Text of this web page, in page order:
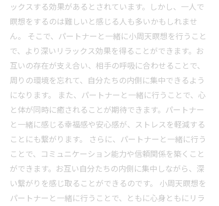
ックスする効果があるとされています。しかし、一人で
瞑想をするのは難しいと感じる人も多いかもしれませ
ん。 そこで、パートナーと一緒に小周天瞑想を行うこと
で、より深いリラックス効果を得ることができます。お
互いの存在が支え合い、相手の呼吸に合わせることで、
周りの環境を忘れて、自分たちの内側に集中できるよう
になります。 また、パートナーと一緒に行うことで、心
と体が同時に癒されることが期待できます。パートナー
と一緒に感じる幸福感や安心感が、ストレスを軽減する
ことにも繋がります。 さらに、パートナーと一緒に行う
ことで、コミュニケーション能力や信頼関係を築くこと
ができます。お互い自分たちの内側に集中しながら、深
い繋がりを感じ取ることができるのです。 小周天瞑想を
パートナーと一緒に行うことで、ともに心身ともにリラ